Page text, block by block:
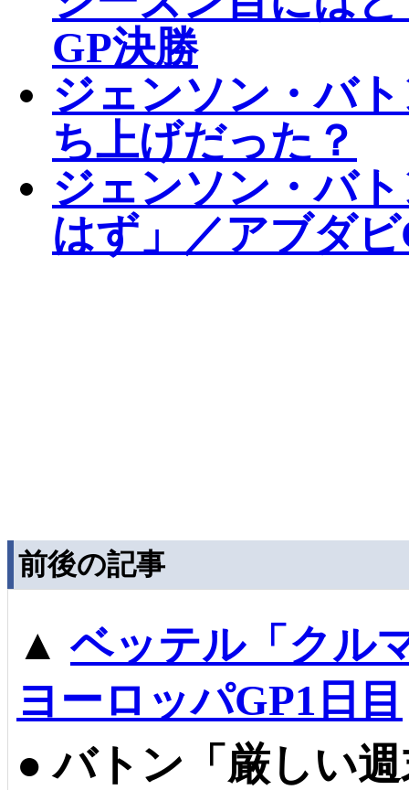
GP決勝
ジェンソン・バ
ち上げだった？
ジェンソン・バ
はず」／アブダ
前後の記事
▲ ベッテル「クル
ヨーロッパGP1日目
●バトン「厳しい